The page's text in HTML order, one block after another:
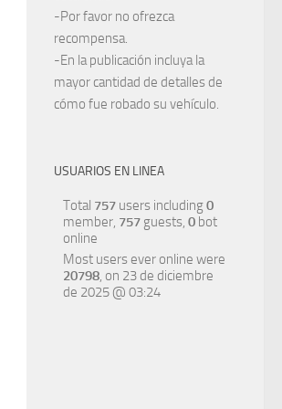
-Por favor no ofrezca
recompensa.
-En la publicación incluya la
mayor cantidad de detalles de
cómo fue robado su vehículo.
USUARIOS EN LINEA
Total 757 users including0
member, 757 guests, 0 bot
online
Most users ever online were
20798, on 23 de diciembre
de 2025 @ 03:24